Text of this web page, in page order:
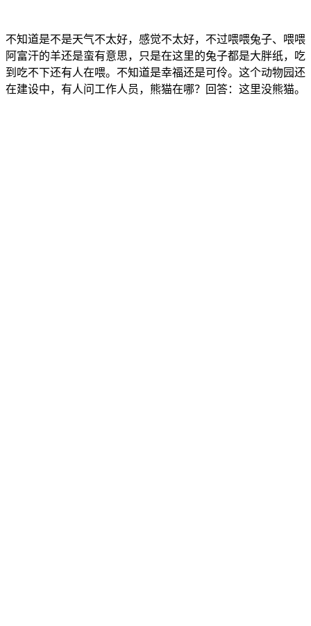
不知道是不是天气不太好，感觉不太好，不过喂喂兔子、喂喂
阿富汗的羊还是蛮有意思，只是在这里的兔子都是大胖纸，吃
到吃不下还有人在喂。不知道是幸福还是可伶。这个动物园还
在建设中，有人问工作人员，熊猫在哪？回答：这里没熊猫。